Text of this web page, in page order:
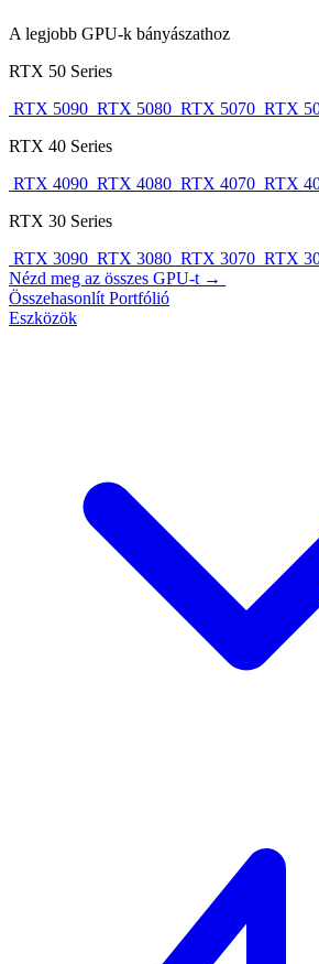
A legjobb GPU-k bányászathoz
RTX 50 Series
RTX 5090 RTX 5080 RTX 5070 RTX
RTX 40 Series
RTX 4090 RTX 4080 RTX 4070 RTX
RTX 30 Series
RTX 3090 RTX 3080 RTX 3070 RTX
Nézd meg az összes GPU-t →
Összehasonlít Portfólió
Eszközök